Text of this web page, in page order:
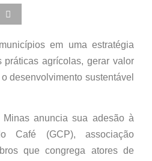
em uma estratégia
práticas agrícolas, gerar valor
desenvolvimento sustentável
anuncia sua adesão à
Café (GCP), associação
que congrega atores de